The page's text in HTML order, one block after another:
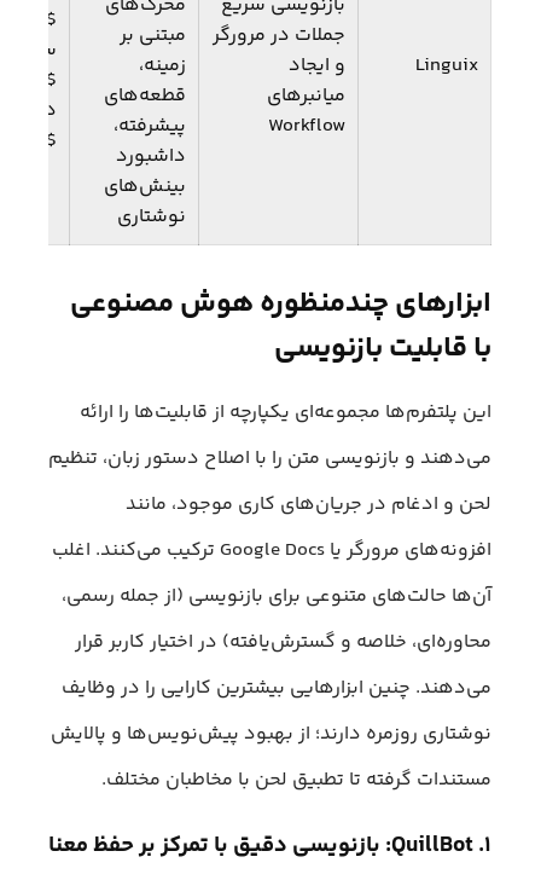
Linguix
جملات در مرورگر
و ایجاد
میانبرهای
Workflow
مبتنی بر
زمینه،
قطعه‌های
پیشرفته،
داشبورد
بینش‌های
نوشتاری
سالانه:
$10/ماه
ابزارهای چندمنظوره هوش مصنوعی
با قابلیت بازنویسی
این پلتفرم‌ها مجموعه‌ای یکپارچه از قابلیت‌ها را ارائه
می‌دهند و بازنویسی متن را با اصلاح دستور زبان، تنظیم
لحن و ادغام در جریان‌های کاری موجود، مانند
افزونه‌های مرورگر یا Google Docs ترکیب می‌کنند. اغلب
آن‌ها حالت‌های متنوعی برای بازنویسی (از جمله رسمی،
محاوره‌ای، خلاصه و گسترش‌یافته) در اختیار کاربر قرار
می‌دهند. چنین ابزارهایی بیشترین کارایی را در وظایف
نوشتاری روزمره دارند؛ از بهبود پیش‌نویس‌ها و پالایش
مستندات گرفته تا تطبیق لحن با مخاطبان مختلف.
۱. QuillBot: بازنویسی دقیق با تمرکز بر حفظ معنا